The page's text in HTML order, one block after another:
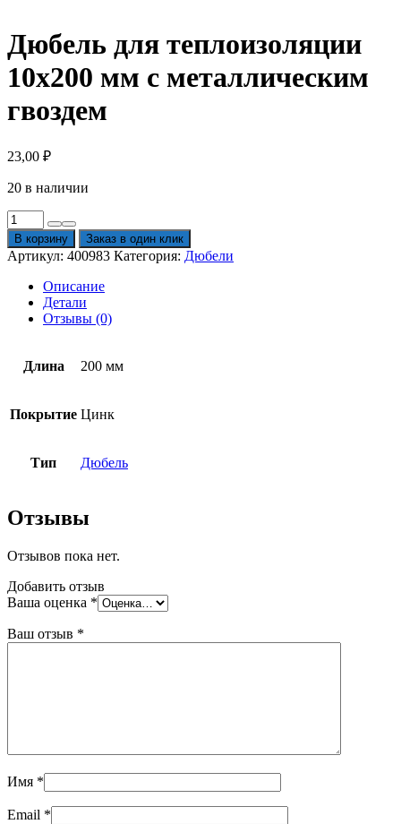
Дюбель для теплоизоляции
10х200 мм с металлическим
гвоздем
23,00 ₽
20 в наличии
Количество
товара
Дюбель
для
теплоизоляции
10х200
гвоздем
В корзину Заказ в один клик
Артикул: 400983 Категория: Дюбели
Описание
Детали
Отзывы (0)
Длина 200 мм
Покрытие Цинк
Тип Дюбель
Отзывы
Отзывов пока нет.
Добавить отзыв
Ваша оценка *
Ваш отзыв *
Имя *
Email *